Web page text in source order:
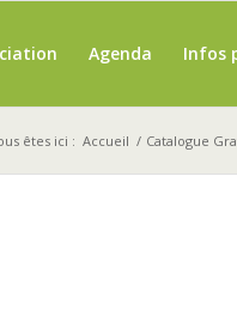
Agenda Infos
êtes ici : Accueil / Catalogue